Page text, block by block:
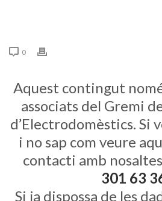
0
Aquest contingut
associats del Gremi
d’Electrodomèstics. Si
i no sap com veure
contacti amb
301 63
Si ja dispossa de les